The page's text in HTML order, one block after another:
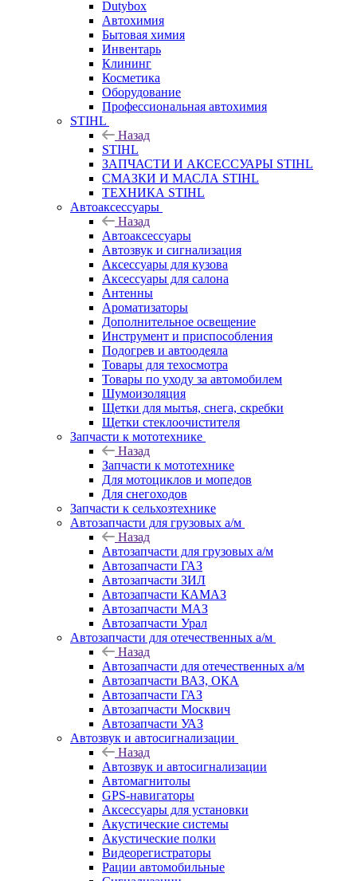
Dutybox
Автохимия
Бытовая химия
Инвентарь
Клининг
Косметика
Оборудование
Профессиональная автохимия
STIHL
Назад
STIHL
ЗАПЧАСТИ И АКСЕССУАРЫ STIHL
СМАЗКИ И МАСЛА STIHL
ТЕХНИКА STIHL
Автоаксессуары
Назад
Автоаксессуары
Автозвук и сигнализация
Аксессуары для кузова
Аксессуары для салона
Антенны
Ароматизаторы
Дополнительное освещение
Инструмент и приспособления
Подогрев и автоодеяла
Товары для техосмотра
Товары по уходу за автомобилем
Шумоизоляция
Щетки для мытья, снега, скребки
Щетки стеклоочистителя
Запчасти к мототехнике
Назад
Запчасти к мототехнике
Для мотоциклов и мопедов
Для снегоходов
Запчасти к сельхозтехнике
Автозапчасти для грузовых а/м
Назад
Автозапчасти для грузовых а/м
Автозапчасти ГАЗ
Автозапчасти ЗИЛ
Автозапчасти КАМАЗ
Автозапчасти МАЗ
Автозапчасти Урал
Автозапчасти для отечественных а/м
Назад
Автозапчасти для отечественных а/м
Автозапчасти ВАЗ, ОКА
Автозапчасти ГАЗ
Автозапчасти Москвич
Автозапчасти УАЗ
Автозвук и автосигнализации
Назад
Автозвук и автосигнализации
Автомагнитолы
GPS-навигаторы
Аксессуары для установки
Акустические системы
Акустические полки
Видеорегистраторы
Рации автомобильные